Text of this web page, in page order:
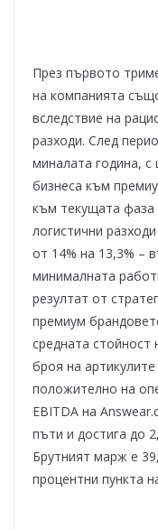
През първото
на компанията
вследствие на
разходи. След
миналата година,
бизнеса към
към текущата фаза
логистични
от 14% на 13,3% –
минималната
резултат от
премиум
средната стойност
броя на
положително на
EBITDA на
пъти и достига до
Брутният марж е
процентни пункта